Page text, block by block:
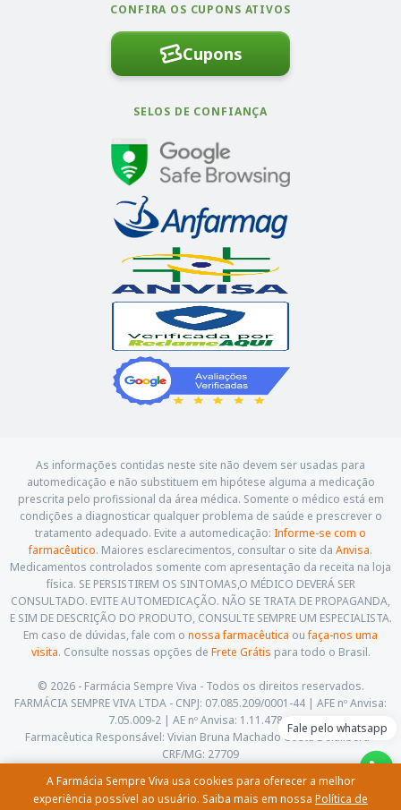
Fale pelo whatsapp
As informações contidas neste site não devem ser usadas para
automedicação e não substituem em hipótese alguma a medicação
prescrita pelo profissional da área médica. Somente o médico está em
condições a diagnosticar qualquer problema de saúde e prescrever o
tratamento adequado. Evite a automedicação: Informe-se com o
farmacêutico. Maiores esclarecimentos, consultar o site da Anvisa.
Medicamentos controlados somente com apresentação da receita na loja
física. SE PERSISTIREM OS SINTOMAS,O MÉDICO DEVERÁ SER
CONSULTADO. EVITE AUTOMEDICAÇÃO. NÃO SE TRATA DE PROPAGANDA,
E SIM DE DESCRIÇÃO DO PRODUTO, CONSULTE SEMPRE UM ESPECIALISTA.
Em caso de dúvidas, fale com o nossa farmacêutica oufaça-nos uma
visita. Consulte nossas opções de Frete Grátis para todo o Brasil.
© 2026 - Farmácia Sempre Viva - Todos os direitos reservados.
FARMÁCIA SEMPRE VIVA LTDA - CNPJ: 07.085.209/0001-44 | AFE nº Anvisa:
7.05.009-2 | AE nº Anvisa: 1.11.478-5
Farmacêutica Responsável: Vivian Bruna Machado Costa Delalibera -
CRF/MG: 27709
(35) 3622-5658 | contato@farmaciasempreviva.com.br
CONFIRA OS CUPONS ATIVOS
Cupons
SELOS DE CONFIANÇA
A Farmácia Sempre Viva usa cookies para oferecer a melhor
experiência possível ao usuário. Saiba mais em nossa Política de